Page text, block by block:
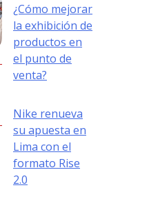
¿Cómo mejorar
la exhibición de
productos en
el punto de
venta?
Nike renueva
su apuesta en
Lima con el
formato Rise
2.0